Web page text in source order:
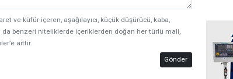
ve küfür içeren, aşağılayıcı, küçük düşürücü, kaba,
da benzeri niteliklerde içeriklerden doğan her türlü mali,
aittir.
Gönder